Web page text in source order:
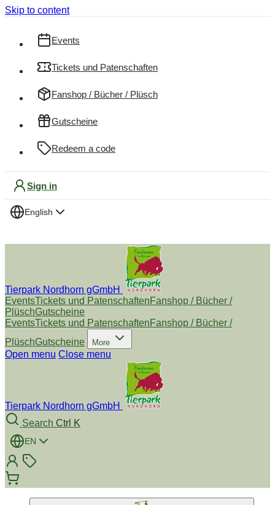
Skip to content
Events
Tickets und Patenschaften
Fanshop / Bücher / Plüsch
Gutscheine
Redeem a code
Sign in
English
Tierpark Nordhorn gGmbH
EventsTickets und PatenschaftenFanshop / Bücher /
PlüschGutscheine
EventsTickets und PatenschaftenFanshop / Bücher /
PlüschGutscheine More
Open menu Close menu
Tierpark Nordhorn gGmbH
Search Ctrl K
EN